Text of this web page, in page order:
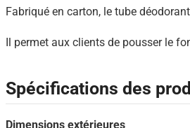
Fabriqué en carton, le tube
Il permet aux clients de pousser le
Spécifications des
Dimensions extérieures